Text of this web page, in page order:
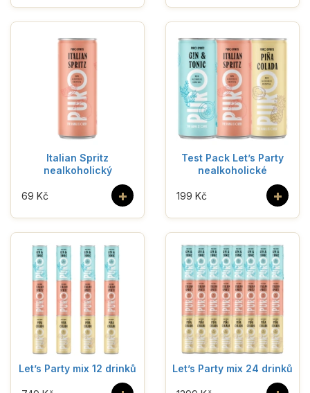
Italian Spritz
nealkoholický
+
69 Kč
Test Pack Let’s Party
nealkoholické
+
199 Kč
Let’s Party mix 12 drinků Let’s Party mix 24 drinků